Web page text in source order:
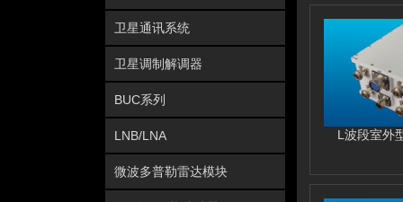
L波段室外
卫星通讯系统
卫星调制解调器
BUC系列
LNB/LNA
微波多普勒雷达模块